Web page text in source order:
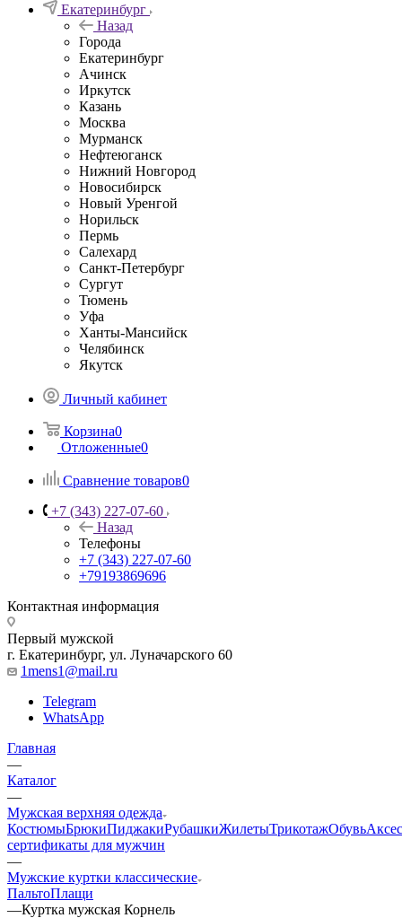
Екатеринбург
Назад
Города
Екатеринбург
Ачинск
Иркутск
Казань
Москва
Мурманск
Нефтеюганск
Нижний Новгород
Новосибирск
Новый Уренгой
Норильск
Пермь
Салехард
Санкт-Петербург
Сургут
Тюмень
Уфа
Ханты-Мансийск
Челябинск
Якутск
Личный кабинет
Корзина0
Отложенные0
Сравнение товаров0
+7 (343) 227-07-60
Назад
Телефоны
+7 (343) 227-07-60
+79193869696
Контактная информация
Первый мужской
г. Екатеринбург, ул. Луначарского 60
1mens1@mail.ru
Telegram
WhatsApp
Главная
—
Каталог
—
Мужская верхняя одежда
КостюмыБрюкиПиджакиРубашкиЖилетыТрикотажОбувь
сертификаты для мужчин
—
Мужские куртки классические
ПальтоПлащи
—Куртка мужская Корнель